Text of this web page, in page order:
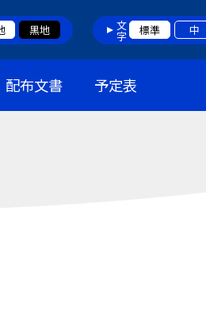
黒地 文字 標準 中
配布文書 予定表